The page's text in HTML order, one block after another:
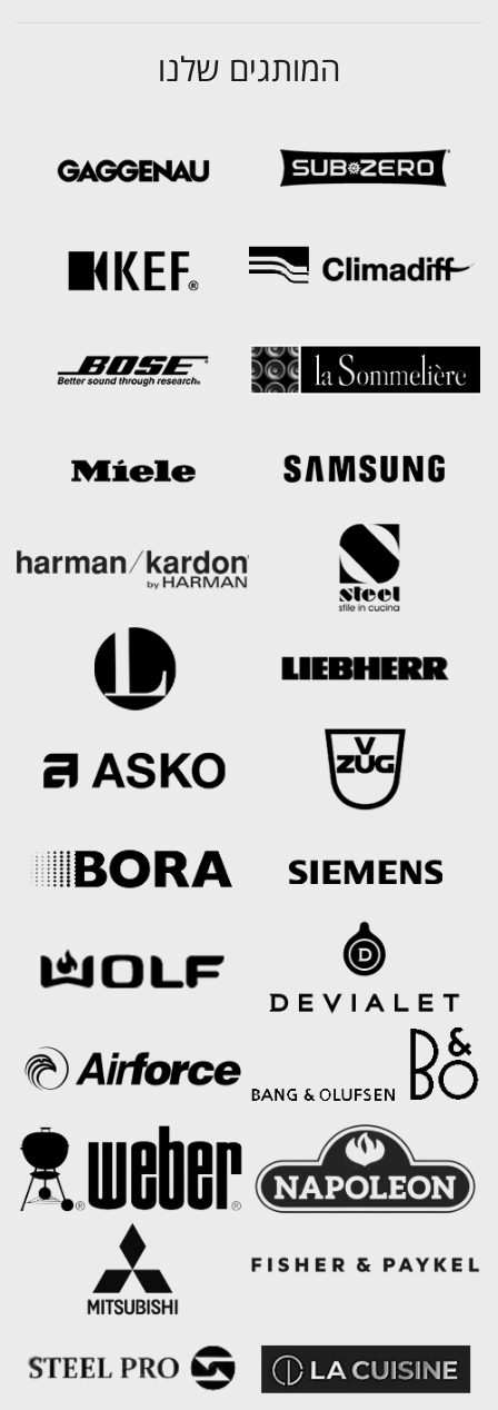
המותגים שלנו